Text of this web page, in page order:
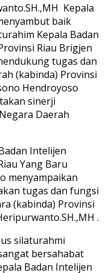
Kepala
baik
Kepala Badan
Riau Brigjen
tugas dan
(kabinda) Provinsi
Hendroyoso
sinerji
Daerah
Intelijen
Yang Baru
menyampaikan
tugas dan fungsi
(kabinda) Provinsi
.
silaturahmi
bersahabat
Badan Intelijen